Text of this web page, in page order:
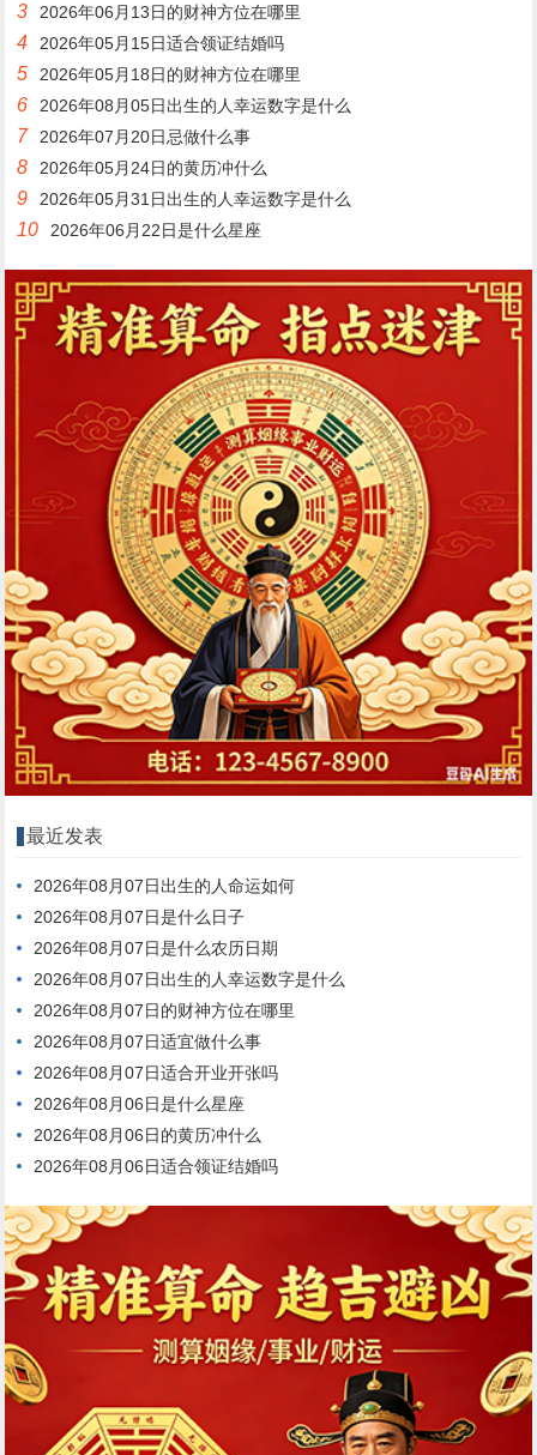
3 2026年06月13日的财神方位在哪里
4 2026年05月15日适合领证结婚吗
5 2026年05月18日的财神方位在哪里
6 2026年08月05日出生的人幸运数字是什么
7 2026年07月20日忌做什么事
8 2026年05月24日的黄历冲什么
9 2026年05月31日出生的人幸运数字是什么
10 2026年06月22日是什么星座
最近发表
2026年08月07日出生的人命运如何
2026年08月07日是什么日子
2026年08月07日是什么农历日期
2026年08月07日出生的人幸运数字是什么
2026年08月07日的财神方位在哪里
2026年08月07日适宜做什么事
2026年08月07日适合开业开张吗
2026年08月06日是什么星座
2026年08月06日的黄历冲什么
2026年08月06日适合领证结婚吗